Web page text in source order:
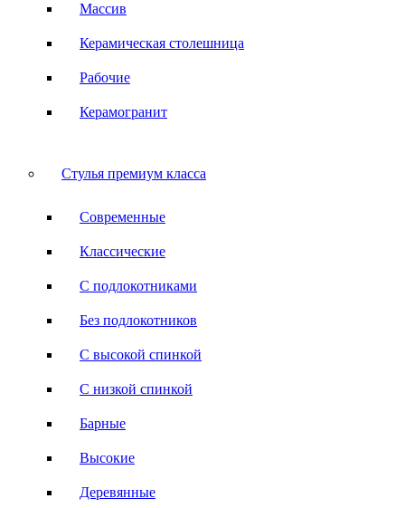
Массив
Керамическая столешница
Рабочие
Керамогранит
Стулья премиум класса
Современные
Классические
С подлокотниками
Без подлокотников
С высокой спинкой
С низкой спинкой
Барные
Высокие
Деревянные